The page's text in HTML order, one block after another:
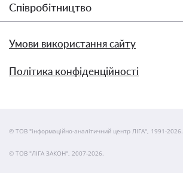
Співробітництво
Умови використання сайту
Політика конфіденційності
© ТОВ "інформаційно-аналітичний центр ЛІГА", 1991-2026.
© ТОВ "ЛІГА ЗАКОН", 2007-2026.